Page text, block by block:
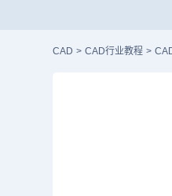
CAD > CAD行业教程 >